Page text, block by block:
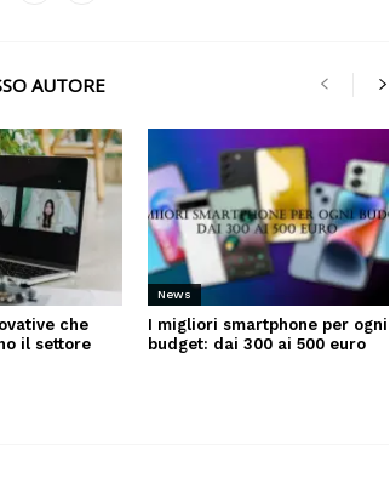
AUTORE
che
il settore
News
I migliori smartphone per ogni
budget: dai 300 ai 500 euro